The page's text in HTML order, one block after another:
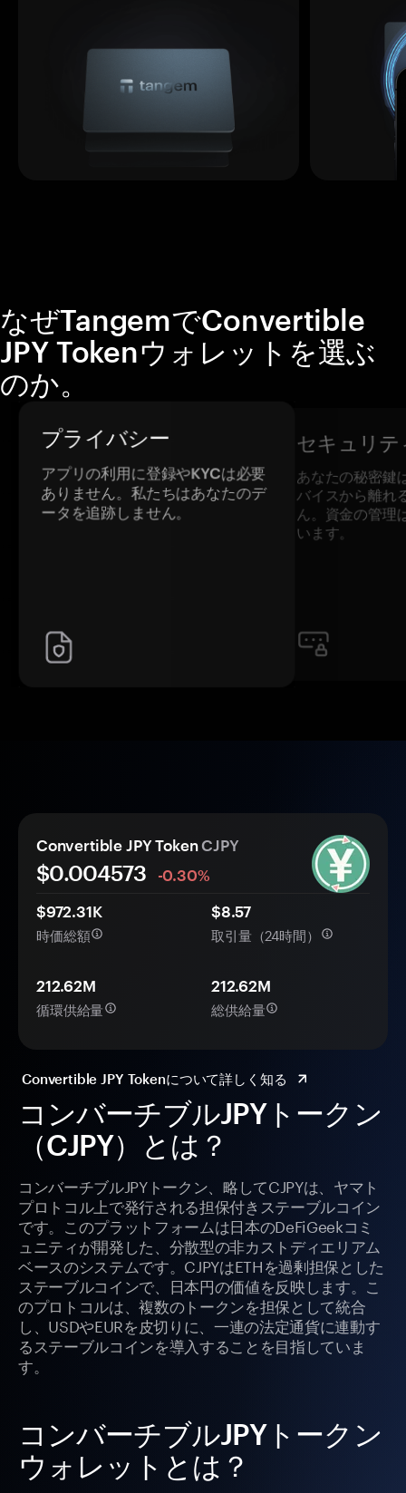
なぜTangemでConvertible
JPY Tokenウォレットを選ぶ
のか。
プライバシー
アプリの利用に登録やKYCは必要
ありません。私たちはあなたのデ
ータを追跡しません。
セキュリテ
あなたの秘密鍵
バイスから離れ
ん。資金の管理
います。
コンバーチブルJPYトークン
（CJPY）とは？
コンバーチブルJPYトークン、略してCJPYは、ヤマト
プロトコル上で発行される担保付きステーブルコイン
です。このプラットフォームは日本のDeFiGeekコミ
ュニティが開発した、分散型の非カストディエリアム
ベースのシステムです。CJPYはETHを過剰担保とした
ステーブルコインで、日本円の価値を反映します。こ
のプロトコルは、複数のトークンを担保として統合
し、USDやEURを皮切りに、一連の法定通貨に連動す
るステーブルコインを導入することを目指していま
す。
コンバーチブルJPYトークン
ウォレットとは？
Convertible JPY TokenCJPY
$0.004573
-0.30%
$972.31K
時価総額
$8.57
取引量（24時間）
212.62M
循環供給量
212.62M
総供給量
Convertible JPY Tokenについて詳しく知る